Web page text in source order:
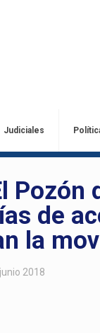
Judiciales
Pozón
de
la
2018